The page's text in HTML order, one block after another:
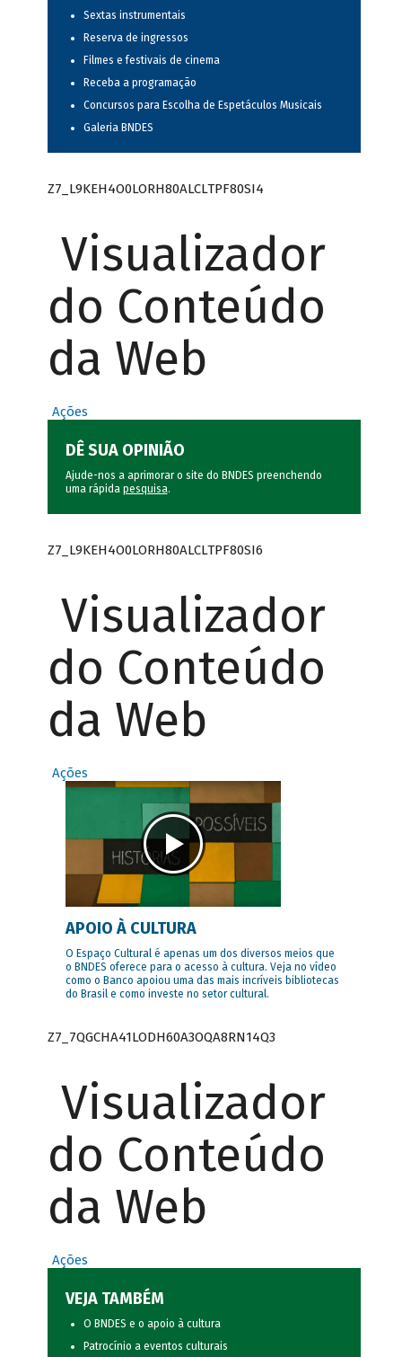
Sextas instrumentais
Reserva de ingressos
Filmes e festivais de cinema
Receba a programação
Concursos para Escolha de Espetáculos Musicais
Galeria BNDES
Z7_L9KEH4O0LORH80ALCLTPF80SI4
Visualizador
do Conteúdo
da Web
Ações
DÊ SUA OPINIÃO
Ajude-nos a aprimorar o site do BNDES preenchendo
uma rápida pesquisa.
Z7_L9KEH4O0LORH80ALCLTPF80SI6
Visualizador
do Conteúdo
da Web
Ações
APOIO À CULTURA
O Espaço Cultural é apenas um dos diversos meios que
o BNDES oferece para o acesso à cultura. Veja no vídeo
como o Banco apoiou uma das mais incríveis bibliotecas
do Brasil e como investe no setor cultural.
Z7_7QGCHA41LODH60A3OQA8RN14Q3
Visualizador
do Conteúdo
da Web
Ações
VEJA TAMBÉM
O BNDES e o apoio à cultura
Patrocínio a eventos culturais